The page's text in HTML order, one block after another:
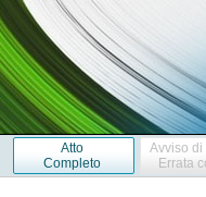
Atto
Completo
Avviso di
Errata